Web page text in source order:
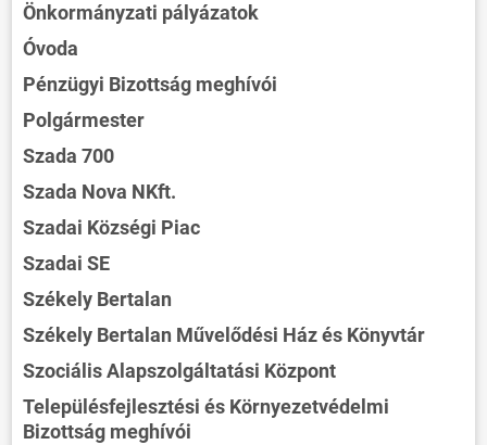
Önkormányzati pályázatok
Óvoda
Pénzügyi Bizottság meghívói
Polgármester
Szada 700
Szada Nova NKft.
Szadai Községi Piac
Szadai SE
Székely Bertalan
Székely Bertalan Művelődési Ház és Könyvtár
Szociális Alapszolgáltatási Központ
Településfejlesztési és Környezetvédelmi
Bizottság meghívói